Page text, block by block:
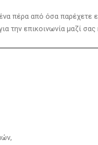
πέρα από όσα παρέχετε
την επικοινωνία μαζί σας